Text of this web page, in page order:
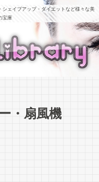
ェイプアップ・ダイエットなど様々な美
宝庫
・扇風機